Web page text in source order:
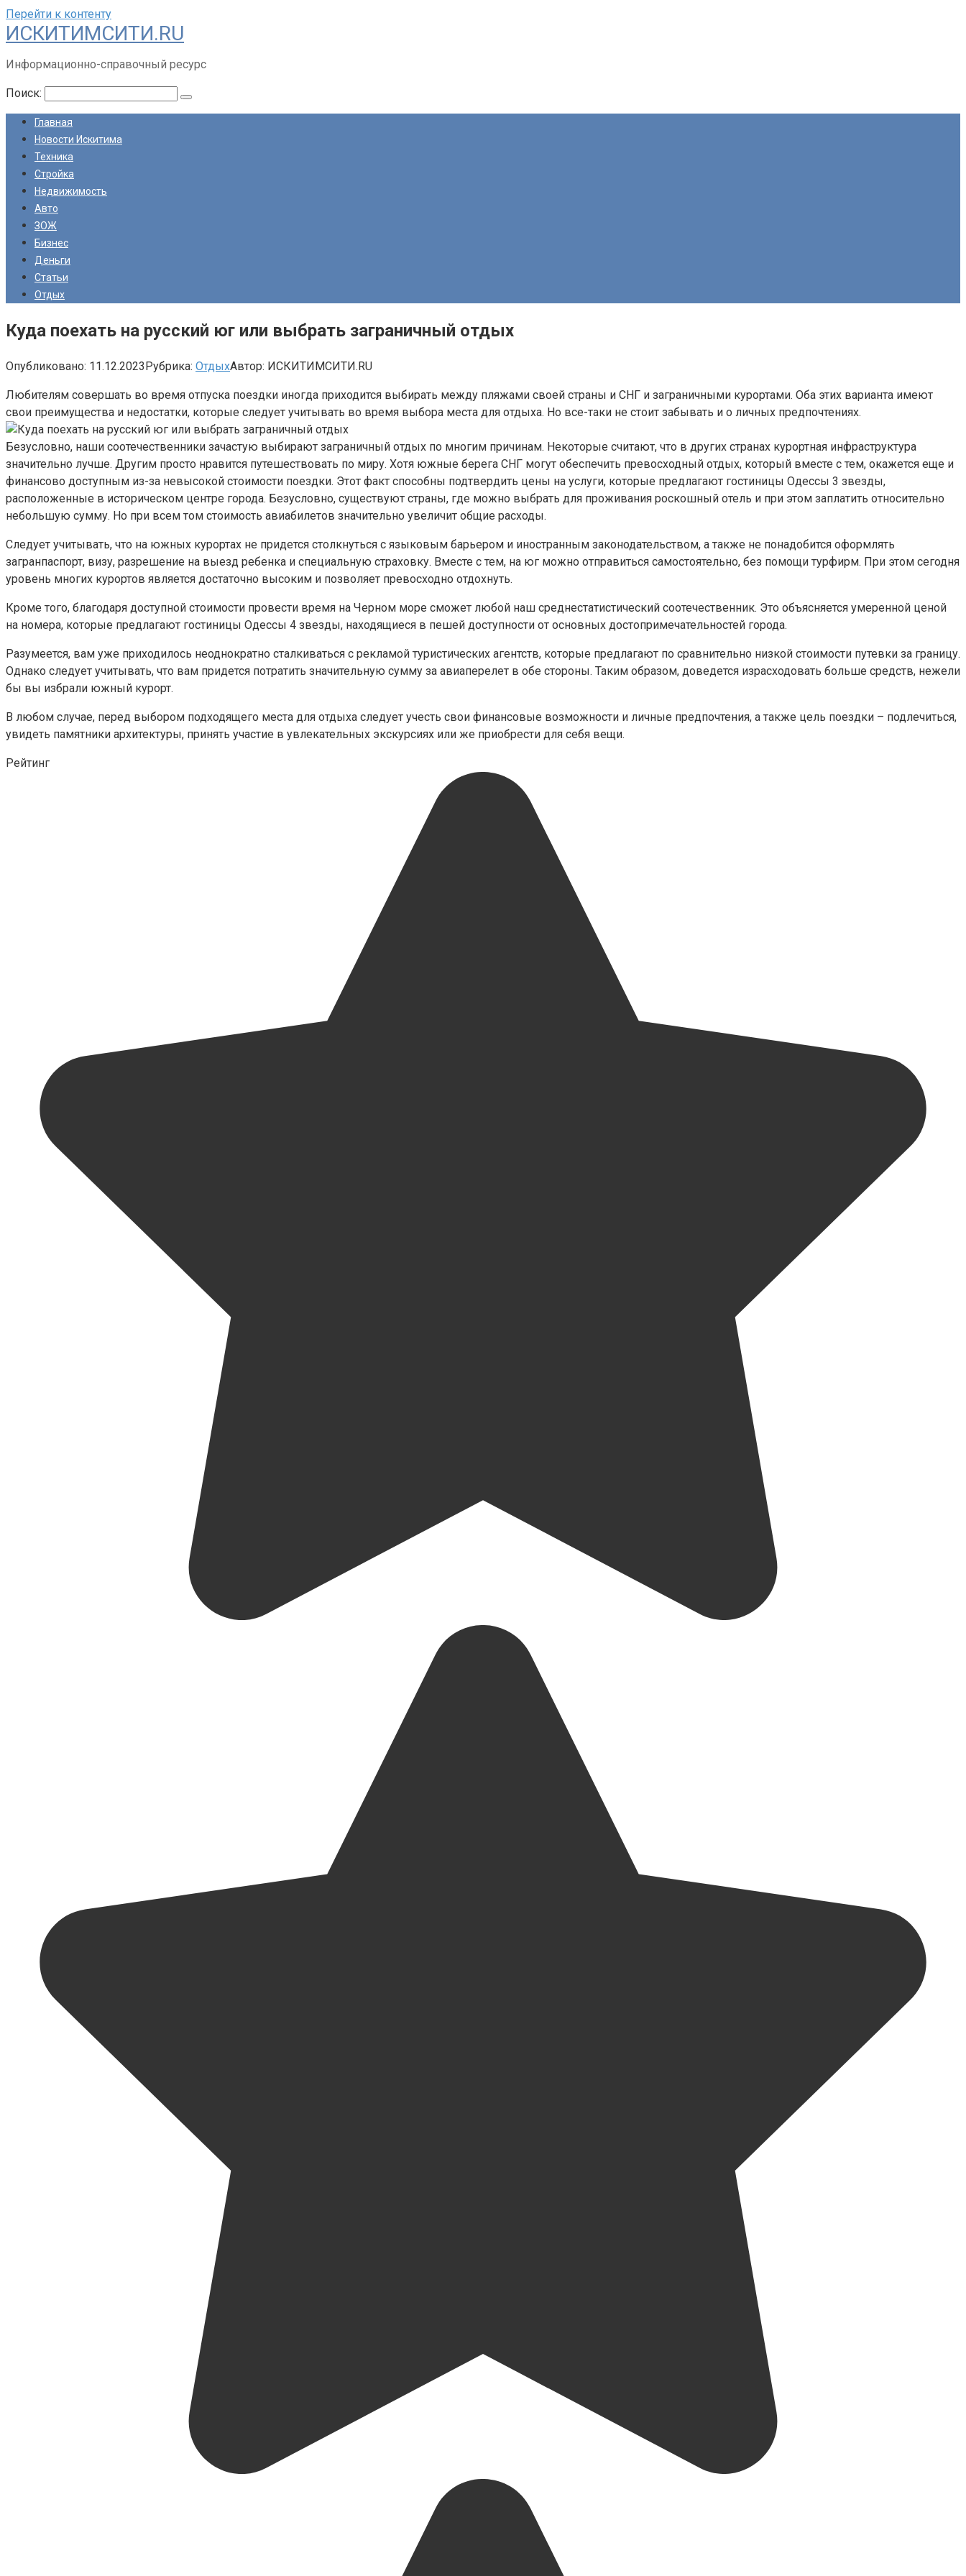
Перейти к контенту
ИСКИТИМСИТИ.RU
Информационно-справочный ресурс
Поиск:
Главная
Новости Искитима
Техника
Стройка
Недвижимость
Авто
ЗОЖ
Бизнес
Деньги
Статьи
Отдых
Куда поехать на русский юг или выбрать заграничный отдых
Опубликовано: 11.12.2023Рубрика: ОтдыхАвтор: ИСКИТИМСИТИ.RU
Любителям совершать во время отпуска поездки иногда приходится выбирать между пляжами своей страны и СНГ и заграничными курортами. Оба этих варианта имеют
свои преимущества и недостатки, которые следует учитывать во время выбора места для отдыха. Но все-таки не стоит забывать и о личных предпочтениях.
Безусловно, наши соотечественники зачастую выбирают заграничный отдых по многим причинам. Некоторые считают, что в других странах курортная инфраструктура
значительно лучше. Другим просто нравится путешествовать по миру. Хотя южные берега СНГ могут обеспечить превосходный отдых, который вместе с тем, окажется еще и
финансово доступным из-за невысокой стоимости поездки. Этот факт способны подтвердить цены на услуги, которые предлагают гостиницы Одессы 3 звезды,
расположенные в историческом центре города. Безусловно, существуют страны, где можно выбрать для проживания роскошный отель и при этом заплатить относительно
небольшую сумму. Но при всем том стоимость авиабилетов значительно увеличит общие расходы.
Следует учитывать, что на южных курортах не придется столкнуться с языковым барьером и иностранным законодательством, а также не понадобится оформлять
загранпаспорт, визу, разрешение на выезд ребенка и специальную страховку. Вместе с тем, на юг можно отправиться самостоятельно, без помощи турфирм. При этом сегодня
уровень многих курортов является достаточно высоким и позволяет превосходно отдохнуть.
Кроме того, благодаря доступной стоимости провести время на Черном море сможет любой наш среднестатистический соотечественник. Это объясняется умеренной ценой
на номера, которые предлагают гостиницы Одессы 4 звезды, находящиеся в пешей доступности от основных достопримечательностей города.
Разумеется, вам уже приходилось неоднократно сталкиваться с рекламой туристических агентств, которые предлагают по сравнительно низкой стоимости путевки за границу.
Однако следует учитывать, что вам придется потратить значительную сумму за авиаперелет в обе стороны. Таким образом, доведется израсходовать больше средств, нежели
бы вы избрали южный курорт.
В любом случае, перед выбором подходящего места для отдыха следует учесть свои финансовые возможности и личные предпочтения, а также цель поездки – подлечиться,
увидеть памятники архитектуры, принять участие в увлекательных экскурсиях или же приобрести для себя вещи.
Рейтинг